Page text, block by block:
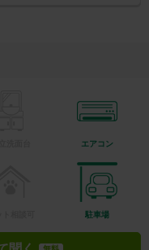
エアコン
駐車場